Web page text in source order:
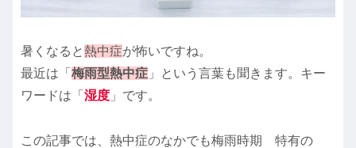
暑くなると熱中症が怖いですね。
最近は「 梅雨型熱中症 」という言葉も聞きます。キー
ワードは「 湿度 」です。
この記事では、熱中症のなかでも梅雨時期 特有の